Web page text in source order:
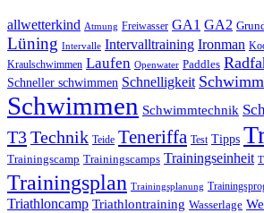
allwetterkind Atmung Freiwasser GA1 GA2
Lüning Intervalle Intervalltraining Ironman
Kraulschwimmen Laufen Openwater Paddles
Schneller schwimmen Schnelligkeit
Schwimmen Schwimmtechnik
T3Technik Teide Teneriffa Test Tipps
Trainingscamp Trainingscamps Trainingseinheit
Trainingsplan Trainingsplanung
Triathloncamp Triathlontraining Wasserlage